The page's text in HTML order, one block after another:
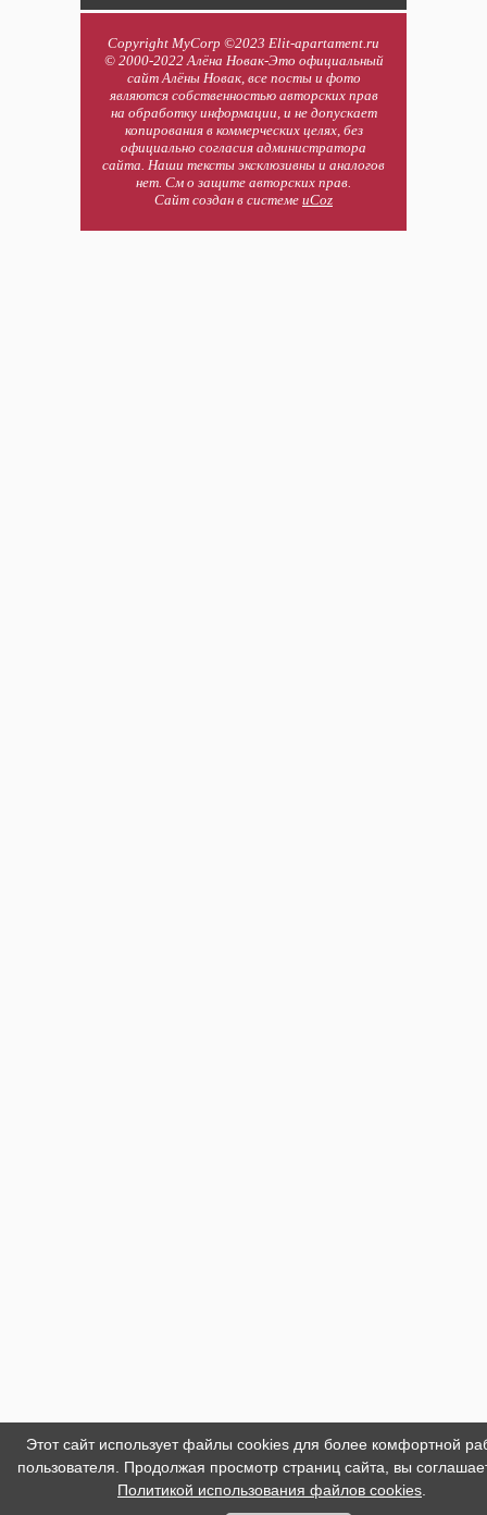
Copyright MyCorp ©2023 Elit-apartament.ru
© 2000-2022 Алёна Новак-Это официальный
сайт Алёны Новак, все посты и фото
являются собственностью авторских прав
на обработку информации, и не допускает
копирования в коммерческих целях, без
официально согласия администратора
сайта. Наши тексты эксклюзивны и аналогов
нет. См о защите авторских прав.
Сайт создан в системе uCoz
Этот сайт использует файлы cookies для более комфортной
пользователя. Продолжая просмотр страниц сайта, вы
Политикой использования файлов cookies